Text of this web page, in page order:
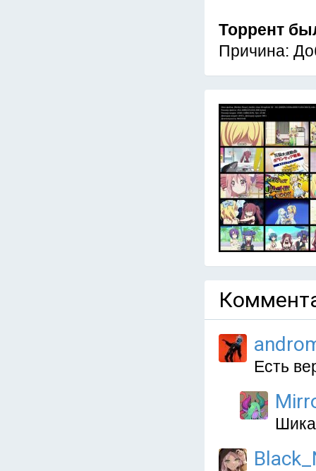
Торрент
Причина:
Есть